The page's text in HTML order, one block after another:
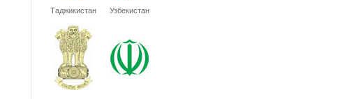
Таджикистан Узбекистан